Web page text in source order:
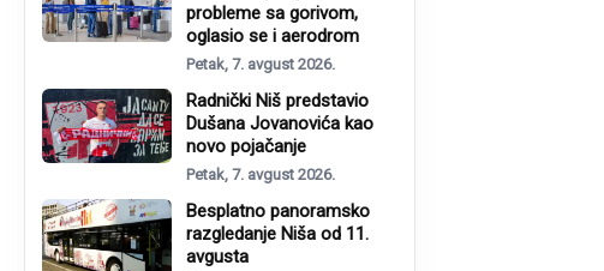
probleme sa gorivom,
oglasio se i aerodrom
Petak, 7. avgust 2026.
Radnički Niš predstavio
Dušana Jovanovića kao
novo pojačanje
Petak, 7. avgust 2026.
Besplatno panoramsko
razgledanje Niša od 11.
avgusta